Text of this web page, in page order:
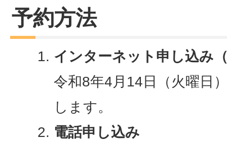
予約方法
インターネット申し込み
令和8年4月14日（火曜日
します。
電話申し込み